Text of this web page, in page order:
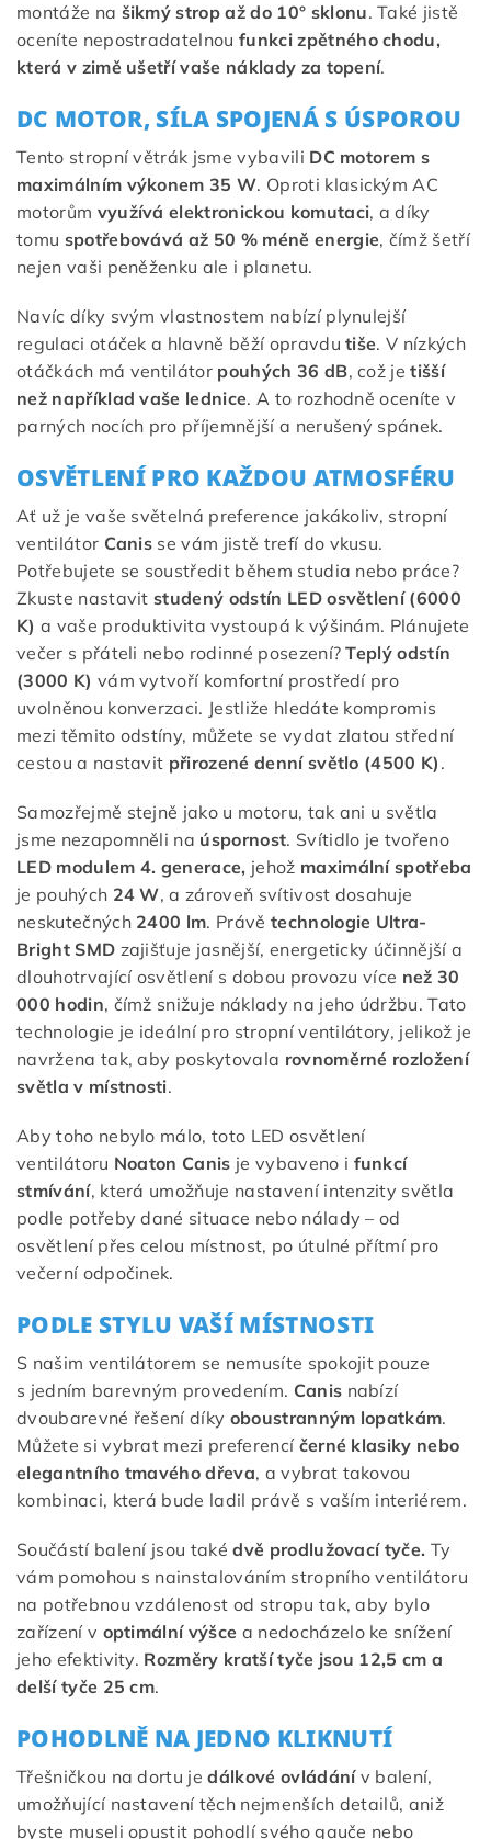
montáže na šikmý strop až do 10° sklonu. Také jistě
oceníte nepostradatelnoufunkci zpětného chodu,
která v zimě ušetří vaše náklady za topení.
DC MOTOR, SÍLA SPOJENÁ S ÚSPOROU
Tento stropní větrák jsme vybavili DC motorem s
maximálním výkonem 35 W. Oproti klasickým AC
motorům využívá elektronickou komutaci, a díky
tomu spotřebovává až 50 % méně energie, čímž šetří
nejen vaši peněženku ale i planetu.
Navíc díky svým vlastnostem nabízí plynulejší
regulaci otáček a hlavně běží opravdutiše. V nízkých
otáčkách má ventilátor pouhých 36 dB, což jetišší
než například vaše lednice. A to rozhodně oceníte v
parných nocích pro příjemnější a nerušený spánek.
OSVĚTLENÍ PRO KAŽDOU ATMOSFÉRU
Ať už je vaše světelná preference jakákoliv, stropní
ventilátor Canis se vám jistě trefí do vkusu.
Potřebujete se soustředit během studia nebo práce?
Zkuste nastavitstudený odstín LED osvětlení (6000
K) a vaše produktivita vystoupá k výšinám. Plánujete
večer s přáteli nebo rodinné posezení?Teplý odstín
(3000 K) vám vytvoří komfortní prostředí pro
uvolněnou konverzaci. Jestliže hledáte kompromis
mezi těmito odstíny, můžete se vydat zlatou střední
cestou a nastavit přirozené denní světlo (4500 K) .
Samozřejmě stejně jako u motoru, tak ani u světla
jsme nezapomněli na úspornost. Svítidlo je tvořeno
LED modulem 4. generace, jehož maximální spotřeba
je pouhých 24 W, a zároveň svítivost dosahuje
neskutečných 2400 lm. Právě technologie Ultra-
Bright SMD zajišťuje jasnější, energeticky účinnější a
dlouhotrvající osvětlení s dobou provozu více než 30
000 hodin, čímž snižuje náklady na jeho údržbu. Tato
technologie je ideální pro stropní ventilátory, jelikož je
navržena tak, aby poskytovala rovnoměrné rozložení
světla v místnosti.
Aby toho nebylo málo, toto LED osvětlení
ventilátoru Noaton Canis je vybaveno i funkcí
stmívání, která umožňuje nastavení intenzity světla
podle potřeby dané situace nebo nálady – od
osvětlení přes celou místnost, po útulné přítmí pro
večerní odpočinek.
PODLE STYLU VAŠÍ MÍSTNOSTI
S našim ventilátorem se nemusíte spokojit pouze
s jedním barevným provedením. Canis nabízí
dvoubarevné řešení díky oboustranným lopatkám.
Můžete si vybrat mezi preferencíčerné klasiky nebo
elegantního tmavého dřeva, a vybrat takovou
kombinaci, která bude ladil právě s vaším interiérem.
Součástí balení jsou takédvě prodlužovací tyče. Ty
vám pomohou s nainstalováním stropního ventilátoru
na potřebnou vzdálenost od stropu tak, aby bylo
zařízení v optimální výšce a nedocházelo ke snížení
jeho efektivity. Rozměry kratší tyče jsou 12,5 cm a
delší tyče 25 cm.
POHODLNĚ NA JEDNO KLIKNUTÍ
Třešničkou na dortu jedálkové ovládání v balení,
umožňující nastavení těch nejmenších detailů, aniž
byste museli opustit pohodlí svého gauče nebo